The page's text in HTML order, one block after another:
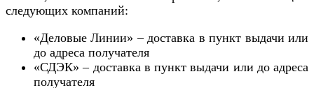
следующих компаний:
«Деловые Линии» – доставка в пункт выдачи или
до адреса получателя
«СДЭК» – доставка в пункт выдачи или до адреса
получателя